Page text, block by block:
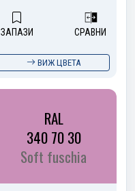
ЗАПАЗИ СРАВНИ
ВИЖ ЦВЕТА
RAL
340 70 30
Soft fuschia